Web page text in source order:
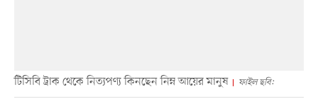
টিসিবি ট্রাক থেকে নিত্যপণ্য কিনছেন নিম্ন আয়ের মানুষ ফাইল ছবি: